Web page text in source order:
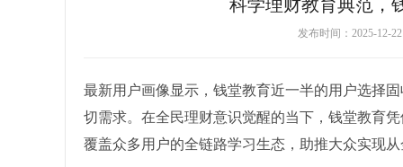
科学理财教育典范，
发布时间：2025-12-
最新用户画像显示，钱堂教育近一半的用户选择
切需求。在全民理财意识觉醒的当下，钱堂教育
覆盖众多用户的全链路学习生态，助推大众实现